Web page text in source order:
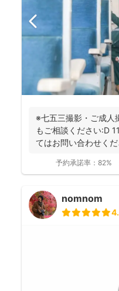
※七五三撮影・ご成
もご相談ください:D
てはお問い合わせく
予約承諾率： 82%
nomnom